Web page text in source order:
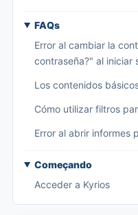
FAQs
Error al cambiar la
contraseña?" al iniciar
Los contenidos
Cómo utilizar filtros
Error al abrir informes
Começando
Acceder a Kyrios
Acceso a la